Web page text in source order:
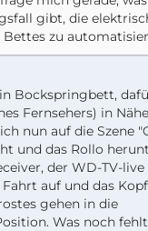
gibt, die
zu
Bockspringbett,
Fernsehers) in
nun auf die Szene
und das Rollo
der WD-TV-
auf und das
gehen in die
Was noch